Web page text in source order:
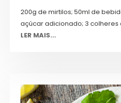
200g de mirtilos; 50ml de
açúcar adicionado; 3 colheres
LER MAIS...